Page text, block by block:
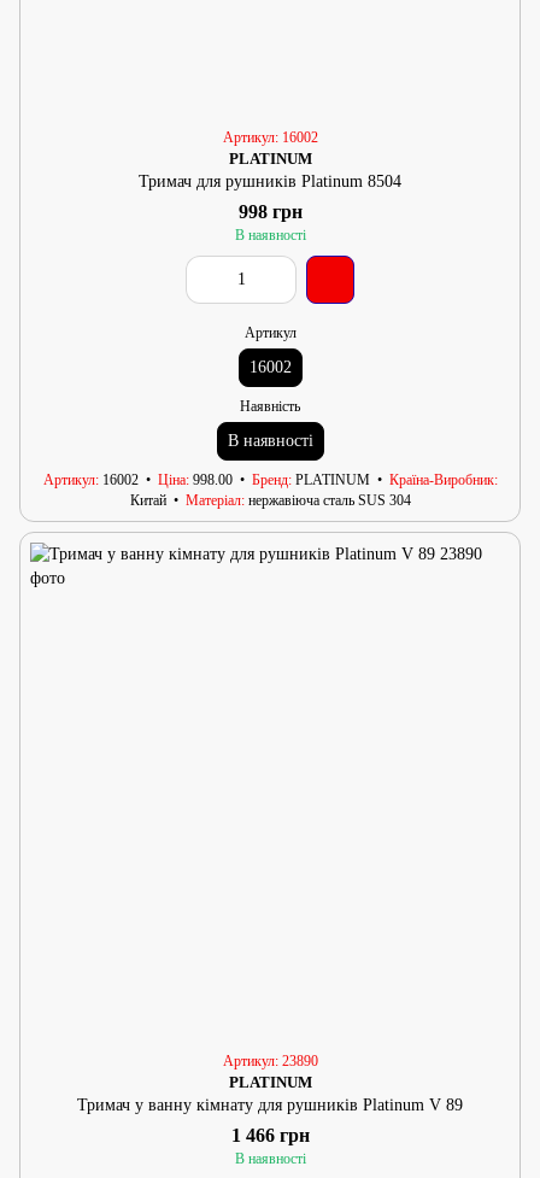
Артикул: 16002
PLATINUM
Тримач для рушників Platinum 8504
998 грн
В наявності
Артикул
16002
Наявність
В наявності
Артикул 16002 Ціна 998.00 Бренд PLATINUM
Країна-Виробник
Китай
Матеріал нержавіюча сталь SUS 304
Артикул: 23890
PLATINUM
Тримач у ванну кімнату для рушників Platinum V 89
1 466 грн
В наявності